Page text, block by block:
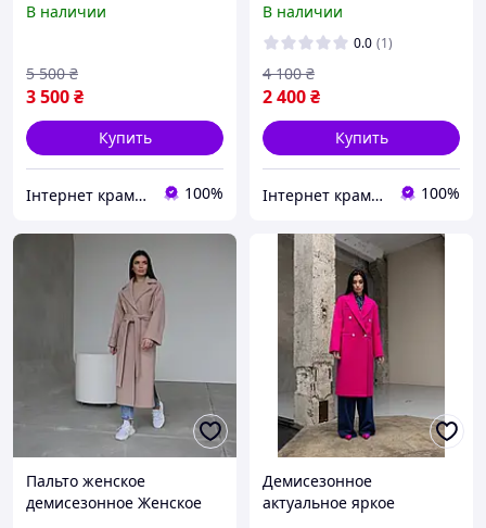
разрезами
В наличии
3 500₴
5 500 ₴
Купить
Інтернет крамничка "Nika Star" 100%
меховым воротником, р
40-54
В наличии
0.0 (1)
2 400₴
4 100 ₴
Купить
Інтернет крамничка "Nika Star" 100%
Пальто женское
демисезонное Женское
Демисезонное
актуальное яркое